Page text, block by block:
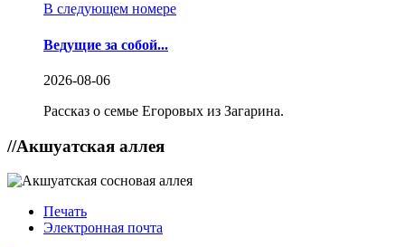
В следующем номере
Ведущие за собой...
2026-08-06
Рассказ о семье Егоровых из Загарина.
//Акшуатская аллея
Печать
Электронная почта